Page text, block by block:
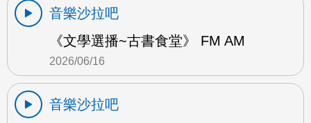
音樂沙拉吧
《文學選播~古書食堂》 FM AM
2026/06/16
音樂沙拉吧